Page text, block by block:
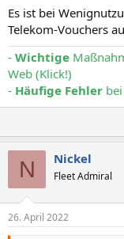
Es ist bei
Telekom-Vouchers
- Wichtige
Web (Klick!)
- Häufige Fehler bei
N Nickel
Fleet Admiral
26. April 2022